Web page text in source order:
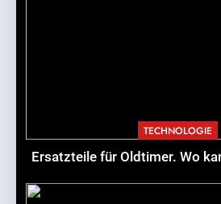
TECHNOLOGIE
Ersatzteile für Oldtimer. Wo